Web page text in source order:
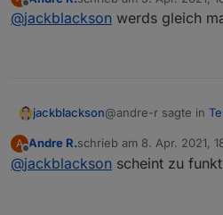
ENOTFOUND
Ok, habs bei mir
Handling dafür
https://github.com/
blackson/
Starten noch
Offline zuletzt editiert von
@jackblackson werds gleich
jackblackson@andre-r sagte in
ENOTFOUND
Ok, habs bei mir
A
Offline
Andre R.schrieb am 8. Apr. 2021,
zuletzt editiert von
@jackblackson scheint zu